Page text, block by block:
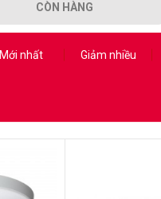
CÒN HÀNG
Mới nhất Giảm nhiều